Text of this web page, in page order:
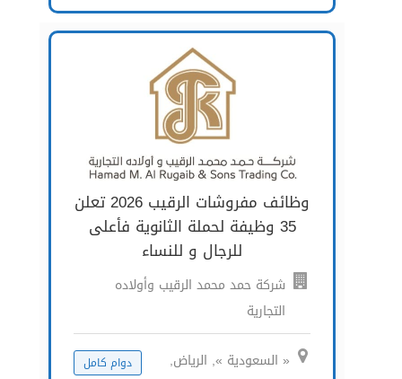
وظائف مفروشات الرقيب 2026 تعلن
35 وظيفة لحملة الثانوية فأعلى
للرجال و للنساء
شركة حمد محمد الرقيب وأولاده
التجارية
« السعودية », الرياض,
دوام كامل